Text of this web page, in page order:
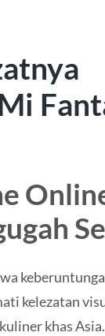
kelezatan
khas